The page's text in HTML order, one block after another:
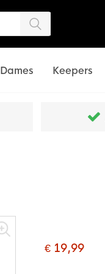
Dames Keepers
€ 19,99